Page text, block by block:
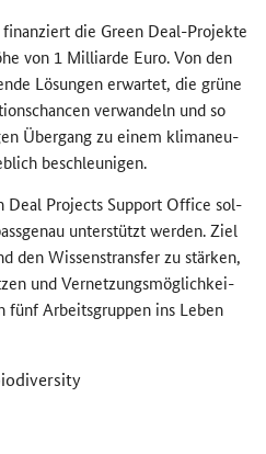
die Green Deal-​Projekte
von 1 Mil­li­ar­de Euro. Von den
Lö­sun­gen er­war­tet, die grüne
ver­wan­deln und so
Über­gang zu einem kli­ma­neu­
be­schleu­ni­gen.
Deal Projects Support Office sol­
un­ter­stützt wer­den. Ziel
den Wis­sens­trans­fer zu stär­ken,
und Ver­net­zungs­mög­lich­kei­
fünf Ar­beits­grup­pen ins Leben